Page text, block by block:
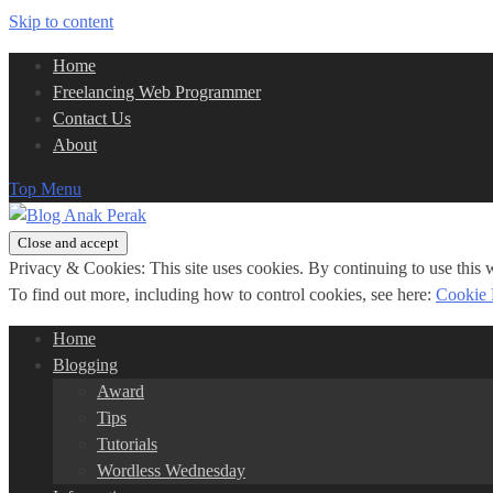
Skip to content
Home
Freelancing Web Programmer
Contact Us
About
Top Menu
Privacy & Cookies: This site uses cookies. By continuing to use this
To find out more, including how to control cookies, see here: Cookie
Home
Blogging
Award
Tips
Tutorials
Wordless Wednesday